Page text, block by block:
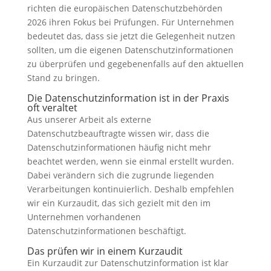
richten die europäischen Datenschutzbehörden
2026 ihren Fokus bei Prüfungen. Für Unternehmen
bedeutet das, dass sie jetzt die Gelegenheit nutzen
sollten, um die eigenen Datenschutzinformationen
zu überprüfen und gegebenenfalls auf den aktuellen
Stand zu bringen.
Die Datenschutzinformation ist in der Praxis
oft veraltet
Aus unserer Arbeit als externe
Datenschutzbeauftragte wissen wir, dass die
Datenschutzinformationen häufig nicht mehr
beachtet werden, wenn sie einmal erstellt wurden.
Dabei verändern sich die zugrunde liegenden
Verarbeitungen kontinuierlich. Deshalb empfehlen
wir ein Kurzaudit, das sich gezielt mit den im
Unternehmen vorhandenen
Datenschutzinformationen beschäftigt.
Das prüfen wir in einem Kurzaudit
Ein Kurzaudit zur Datenschutzinformation ist klar